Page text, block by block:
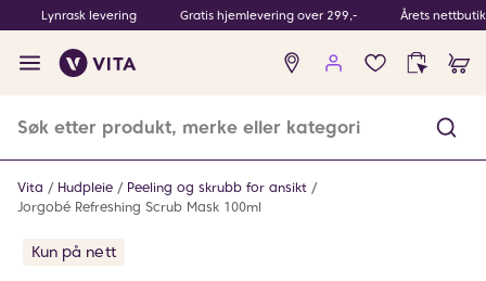
Lynrask levering Gratis hjemlevering over 299,- Årets
Ingen
produkter
Vita Hudpleie
Peeling og skrubb for ansikt
Jorgobé Refreshing Scrub Mask 100ml
Kun på nett